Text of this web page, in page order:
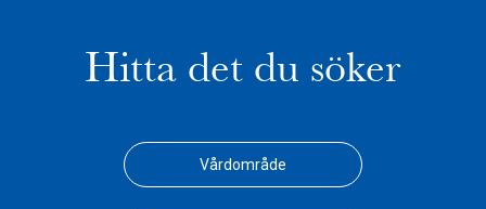
Hitta det du söker
Vårdområde